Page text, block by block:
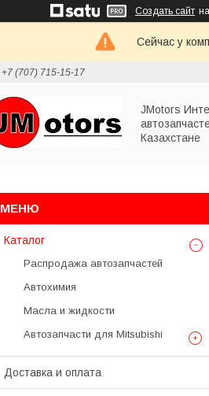
Создать сайт
Сейчас у
+7 (707) 715-15-17
JMotors
Казахстане
Каталог
Распродажа автозапчастей
Автохимия
Масла и жидкости
Автозапчасти для Mitsubishi
Доставка и оплата